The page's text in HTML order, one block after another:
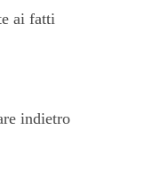
ai fatti
indietro